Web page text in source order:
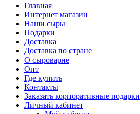
Главная
Интернет магазин
Наши сыры
Подарки
Доставка
Доставка по стране
О сыроварне
Опт
Где купить
Контакты
Заказать корпоративные подарки
Личный кабинет